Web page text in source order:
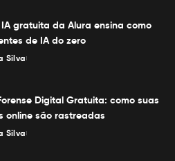
gratuita da Alura ensina como
de IA do zero
Silva
Digital Gratuita: como suas
online são rastreadas
Silva